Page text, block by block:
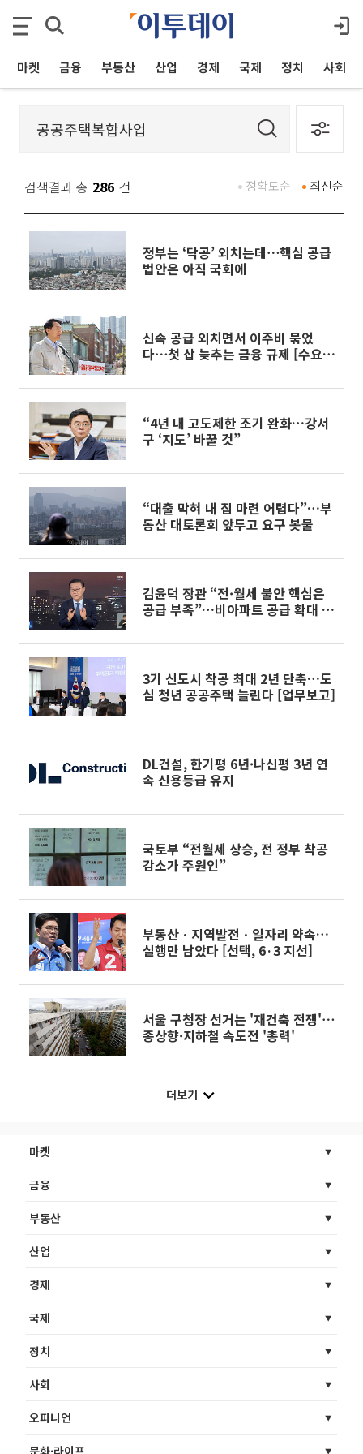
마켓 금융 부동산 산업 경제 국제 정치 사회
검색결과 총 286 건 최신순
정확도순
정부는 ‘닥공’ 외치는데⋯핵심 공급
법안은 아직 국회에
신속 공급 외치면서 이주비 묶었
다⋯첫 삽 늦추는 금융 규제 [수요는
“4년 내 고도제한 조기 완화…강서
구 ‘지도’ 바꿀 것”
“대출 막혀 내 집 마련 어렵다”…부
동산 대토론회 앞두고 요구 봇물
김윤덕 장관 “전·월세 불안 핵심은
공급 부족”…비아파트 공급 확대 추
3기 신도시 착공 최대 2년 단축…도
심 청년 공공주택 늘린다 [업무보고]
DL건설, 한기평 6년·나신평 3년 연
속 신용등급 유지
국토부 “전월세 상승, 전 정부 착공
감소가 주원인”
부동산ㆍ지역발전ㆍ일자리 약속…
실행만 남았다 [선택, 6·3 지선]
서울 구청장 선거는 '재건축 전쟁'⋯
종상향·지하철 속도전 '총력'
더보기
마켓
금융
부동산
산업
경제
국제
정치
사회
오피니언
문화·라이프